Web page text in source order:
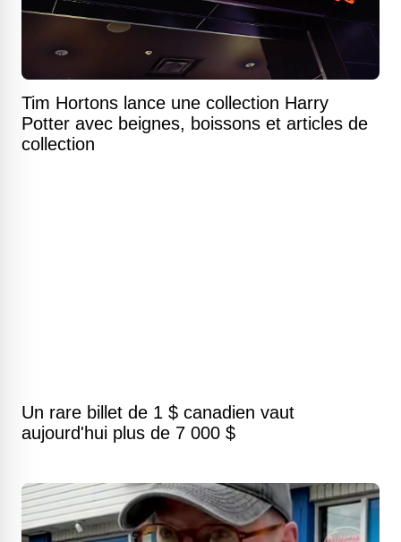
Tim Hortons lance une collection Harry
Potter avec beignes, boissons et articles de
collection
Un rare billet de 1 $ canadien vaut
aujourd'hui plus de 7 000 $